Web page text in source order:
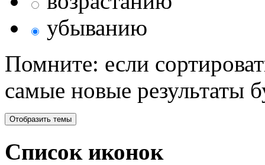
убыванию
Помните: если
самые новые результаты
Список иконок